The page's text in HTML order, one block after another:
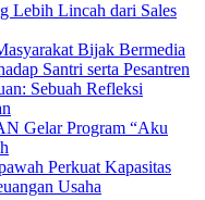
Lebih Lincah dari Sales
Bijak Bermedia
Santri serta Pesantren
Sebuah Refleksi
Gelar Program “Aku
Perkuat Kapasitas
Usaha